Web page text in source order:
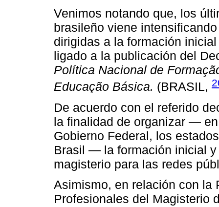
Venimos notando que, los
brasileño viene
dirigidas a la formación
ligado a la publicación del
Política Nacional de
Educação Básica. (BRASIL,
De acuerdo con el referido
la finalidad de organizar —
Gobierno Federal, los
Brasil — la formación inicial
magisterio para las redes
Asimismo, en relación con la
Profesionales del Magisterio